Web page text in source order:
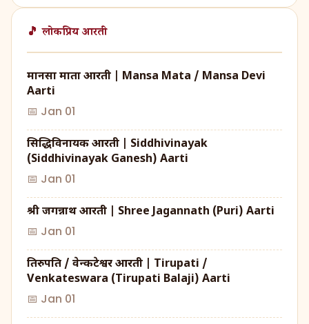
🎵 लोकप्रिय आरती
मानसा माता आरती | Mansa Mata / Mansa Devi
Aarti
📅 Jan 01
सिद्धिविनायक आरती | Siddhivinayak
(Siddhivinayak Ganesh) Aarti
📅 Jan 01
श्री जगन्नाथ आरती | Shree Jagannath (Puri) Aarti
📅 Jan 01
तिरुपति / वेन्कटेश्वर आरती | Tirupati /
Venkateswara (Tirupati Balaji) Aarti
📅 Jan 01